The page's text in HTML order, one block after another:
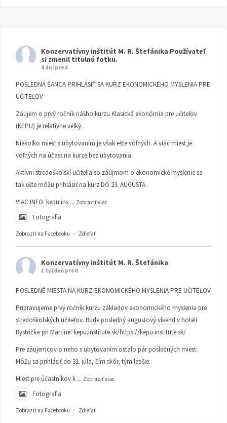
Konzervatívny inštitút M. R. Štefánika Používateľ
si zmenil titulnú fotku.
4 dní pred
POSLEDNÁ ŠANCA PRIHLÁSIŤ SA KURZ EKONOMICKÉHO MYSLENIA PRE
UČITEĽOV
Záujem o prvý ročník nášho kurzu Klasická ekonómia pre učiteľov
(KEPU) je relatívne veľký.
Niekoľko miest s ubytovaním je však ešte voľných. A viac miest je
voľných na účasť na kurze bez ubytovania.
Aktívni stredoškolskí učitelia so záujmom o ekonomické myslenie sa
tak ešte môžu prihlásiť na kurz DO 23. AUGUSTA.
VIAC INFO: kepu.ins ... Zobraziť viac
Fotografia
Zobraziť na Facebooku · Zdieľať
Konzervatívny inštitút M. R. Štefánika
1 týždeň pred
POSLEDNÉ MIESTA NA KURZ EKONOMICKÉHO MYSLENIA PRE UČITEĽOV
Pripravujeme prvý ročník kurzu základov ekonomického myslenia pre
stredoškolských učiteľov. Bude posledný augustový víkend v hoteli
Bystrička pri Martine: kepu.institute.sk/https://kepu.institute.sk/
Pre záujemcov o neho s ubytovaním ostalo pár posledných miest.
Môžu sa prihlásiť do 31. júla, čím skôr, tým lepšie.
Miest pre účastníkov k ... Zobraziť viac
Fotografia
Zobraziť na Facebooku · Zdieľať